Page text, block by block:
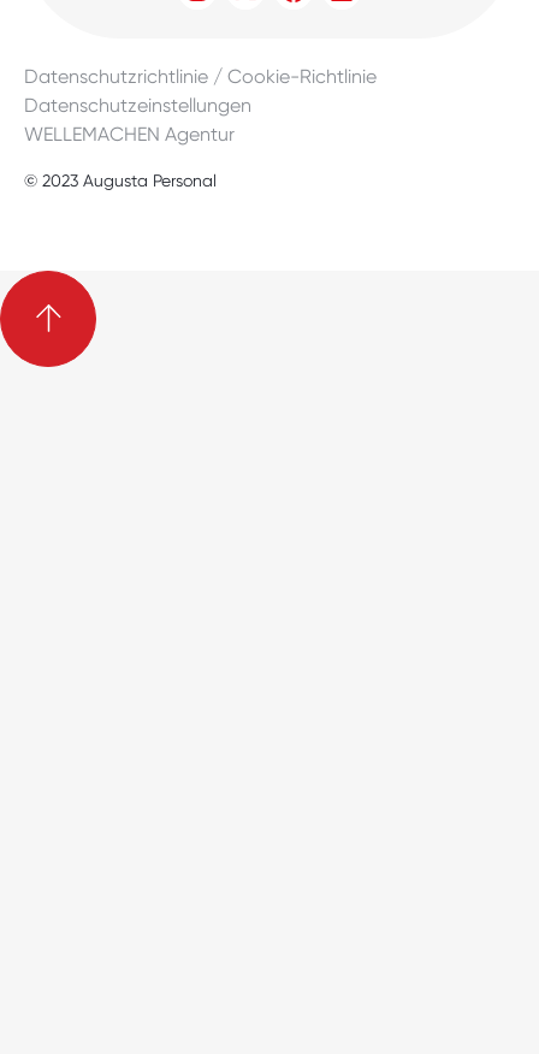
Datenschutzrichtlinie / Cookie-Richtlinie
Datenschutzeinstellungen
WELLEMACHEN Agentur
© 2023 Augusta Personal